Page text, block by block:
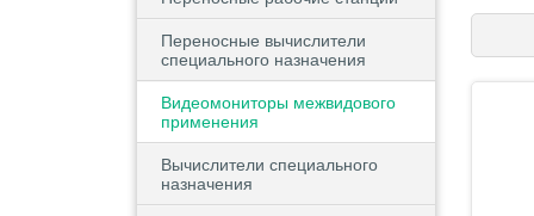
Переносные вычислители
специального назначения
Видеомониторы межвидового
применения
Вычислители специального
назначения